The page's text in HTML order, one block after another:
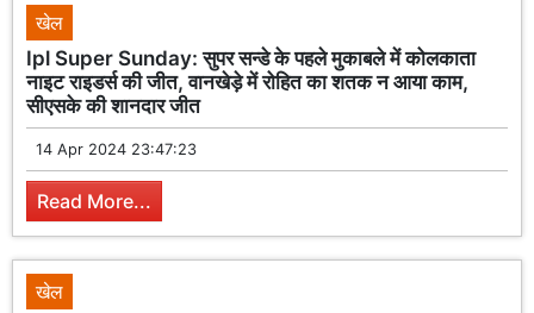
खेल
Ipl Super Sunday: सुपर सन्डे के पहले मुकाबले में कोलकाता
नाइट राइडर्स की जीत, वानखेड़े में रोहित का शतक न आया काम,
सीएसके की शानदार जीत
14 Apr 2024 23:47:23
Read More...
खेल